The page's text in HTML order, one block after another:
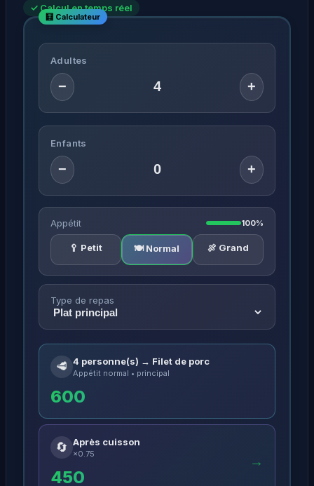
✓ Calcul en temps réel
Adultes
− +
Enfants
− +
Appétit 100%
🥄 Petit 🍽️ Normal 🍖 Grand
Type de repas
🥩 4 personne(s) → Filet de porc
Appétit normal • principal
600
🔄 Après cuisson
×0.75
450
→